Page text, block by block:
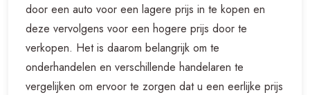
door een auto voor een lagere prijs in te kopen en
deze vervolgens voor een hogere prijs door te
verkopen. Het is daarom belangrijk om te
onderhandelen en verschillende handelaren te
vergelijken om ervoor te zorgen dat u een eerlijke prijs